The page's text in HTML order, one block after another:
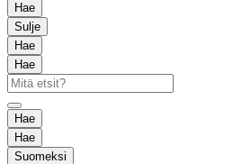
Hae
Sulje
Hae
Hae
Hae
Hae
Suomeksi